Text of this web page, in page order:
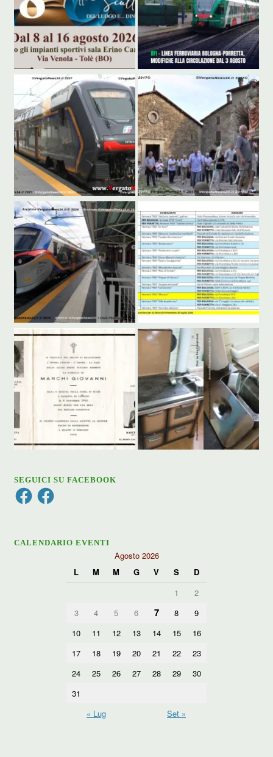
SEGUICI SU FACEBOOK
FacebookFacebook
CALENDARIO EVENTI
Agosto 2026
L
M M G V S
D
1
2
3
4 5 6 7 8
9
10
11 12 13 14 15
16
17
18 19 20 21 22
23
24
25 26 27 28 29
30
31
« Lug
Set »